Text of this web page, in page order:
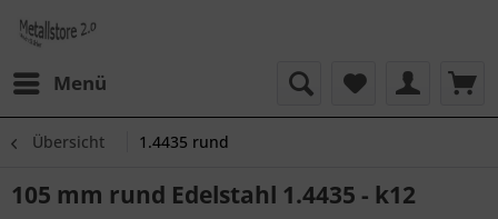
Menü
Übersicht 1.4435 rund
105 mm rund Edelstahl 1.4435 - k12